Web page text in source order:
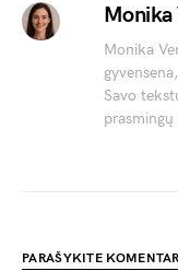
Monika
Monika
Savo
PARAŠYKITE